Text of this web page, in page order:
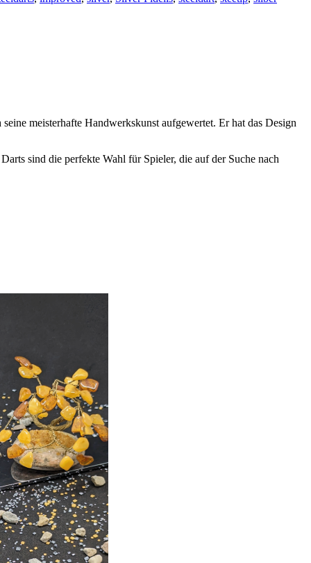
meisterhafte Handwerkskunst aufgewertet. Er hat das Design
sind die perfekte Wahl für Spieler, die auf der Suche nach